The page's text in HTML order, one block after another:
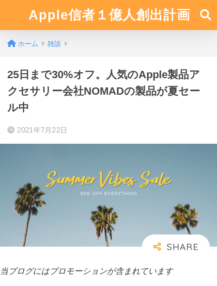
Apple信者１億人創出計画
ホーム 雑談
25日まで30%オフ。人気のApple製品ア
クセサリー会社NOMADの製品が夏セー
ル中
2021年7月22日
当ブログにはプロモーションが含まれています